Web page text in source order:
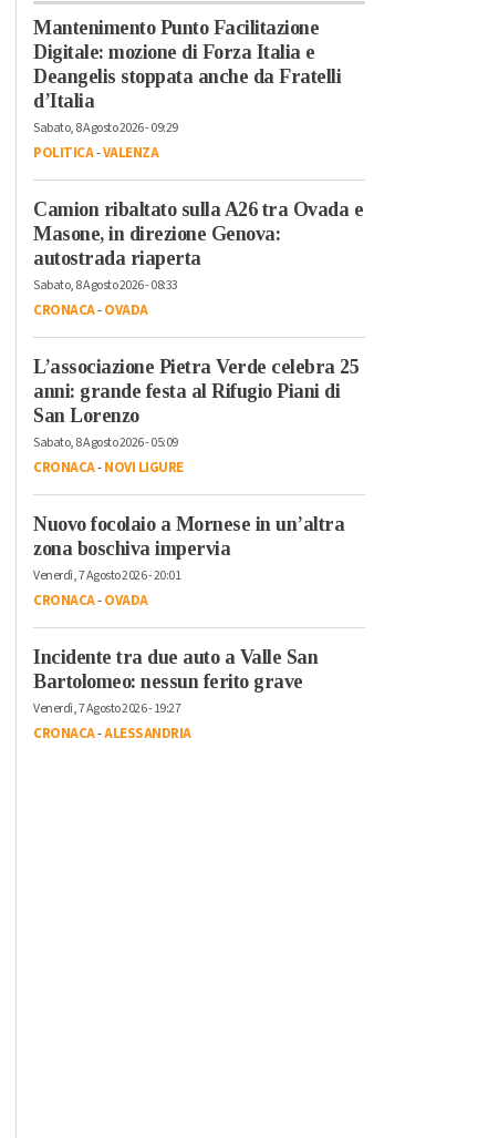
Mantenimento Punto Facilitazione
Digitale: mozione di Forza Italia e
Deangelis stoppata anche da Fratelli
d’Italia
Sabato, 8 Agosto 2026 - 09:29
POLITICA-VALENZA
Camion ribaltato sulla A26 tra Ovada e
Masone, in direzione Genova:
autostrada riaperta
Sabato, 8 Agosto 2026 - 08:33
CRONACA-OVADA
L’associazione Pietra Verde celebra 25
anni: grande festa al Rifugio Piani di
San Lorenzo
Sabato, 8 Agosto 2026 - 05:09
CRONACA-NOVI LIGURE
Nuovo focolaio a Mornese in un’altra
zona boschiva impervia
Venerdì, 7 Agosto 2026 - 20:01
CRONACA-OVADA
Incidente tra due auto a Valle San
Bartolomeo: nessun ferito grave
Venerdì, 7 Agosto 2026 - 19:27
CRONACA-ALESSANDRIA